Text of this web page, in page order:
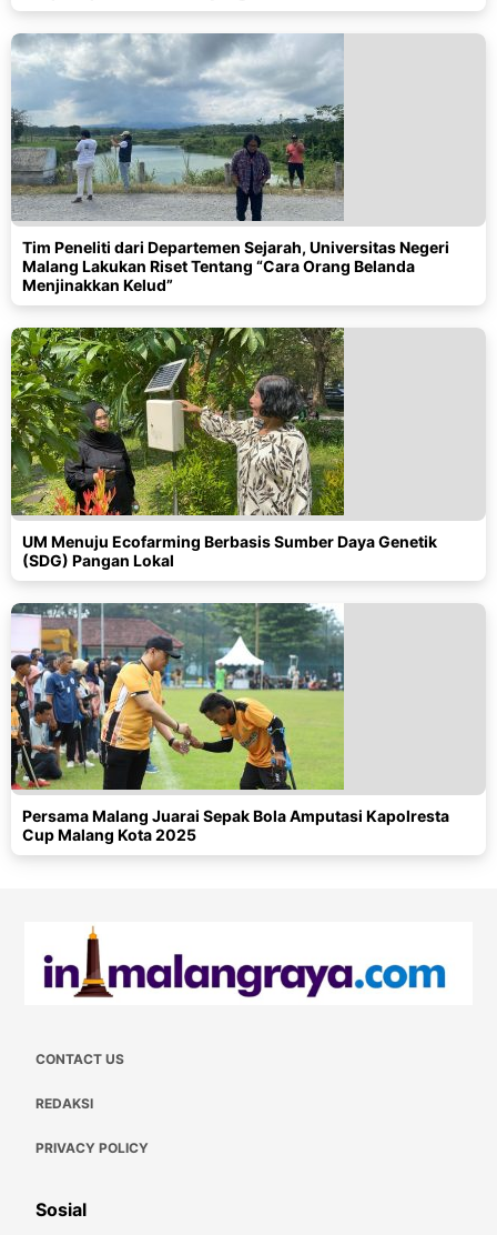
Tim Peneliti dari Departemen Sejarah, Universitas Negeri
Malang Lakukan Riset Tentang “Cara Orang Belanda
Menjinakkan Kelud”
UM Menuju Ecofarming Berbasis Sumber Daya Genetik
(SDG) Pangan Lokal
Persama Malang Juarai Sepak Bola Amputasi Kapolresta
Cup Malang Kota 2025
CONTACT US
REDAKSI
PRIVACY POLICY
Sosial